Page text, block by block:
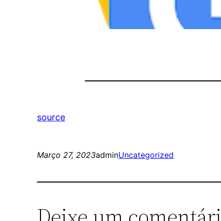
source
Março 27, 2023adminUncategorized